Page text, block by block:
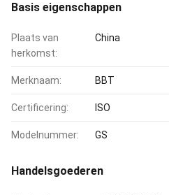
Basis eigenschappen
Plaats van
herkomst:
China
Merknaam: BBT
Certificering: ISO
Modelnummer: GS
Handelsgoederen